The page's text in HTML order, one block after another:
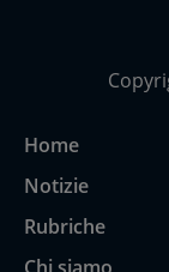
Home
Notizie
Rubriche